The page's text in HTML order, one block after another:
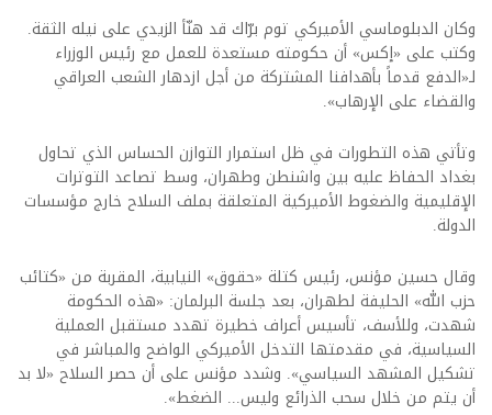
وكان الدبلوماسي الأميركي توم برّاك قد هنّأ الزيدي على نيله الثقة.
وكتب على «إكس» أن حكومته مستعدة للعمل مع رئيس الوزراء
لـ«الدفع قدماً بأهدافنا المشتركة من أجل ازدهار الشعب العراقي
والقضاء على الإرهاب».
وتأتي هذه التطورات في ظل استمرار التوازن الحساس الذي تحاول
بغداد الحفاظ عليه بين واشنطن وطهران، وسط تصاعد التوترات
الإقليمية والضغوط الأميركية المتعلقة بملف السلاح خارج مؤسسات
الدولة.
وقال حسين مؤنس، رئيس كتلة «حقوق» النيابية، المقربة من «كتائب
حزب الله» الحليفة لطهران، بعد جلسة البرلمان: «هذه الحكومة
شهدت، وللأسف، تأسيس أعراف خطيرة تهدد مستقبل العملية
السياسية، في مقدمتها التدخل الأميركي الواضح والمباشر في
تشكيل المشهد السياسي». وشدد مؤنس على أن حصر السلاح «لا بد
أن يتم من خلال سحب الذرائع وليس... الضغط».